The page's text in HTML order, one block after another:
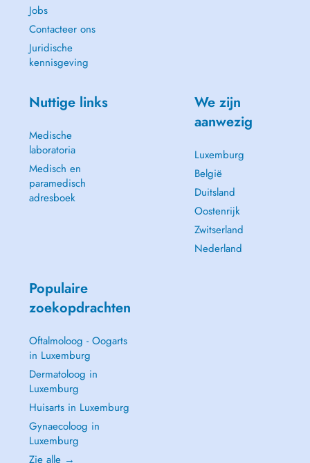
Jobs
Contacteer ons
Juridische
kennisgeving
Nuttige links
Medische
laboratoria
Medisch en
paramedisch
adresboek
We zijn
aanwezig
Luxemburg
België
Duitsland
Oostenrijk
Zwitserland
Nederland
Populaire
zoekopdrachten
Oftalmoloog - Oogarts
in Luxemburg
Dermatoloog in
Luxemburg
Huisarts in Luxemburg
Gynaecoloog in
Luxemburg
Zie alle →